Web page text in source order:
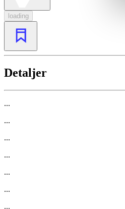
loading
Detaljer
...
...
...
...
...
...
...